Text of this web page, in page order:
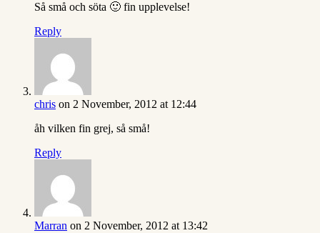
Så små och söta 🙂 fin upplevelse!
Reply
chris on 2 November, 2012 at 12:44
åh vilken fin grej, så små!
Reply
Marran on 2 November, 2012 at 13:42